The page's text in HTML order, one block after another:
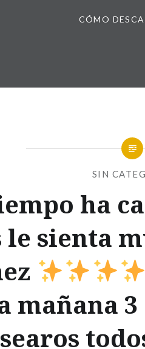
CÓMO
SIN
ha
sienta
mañana